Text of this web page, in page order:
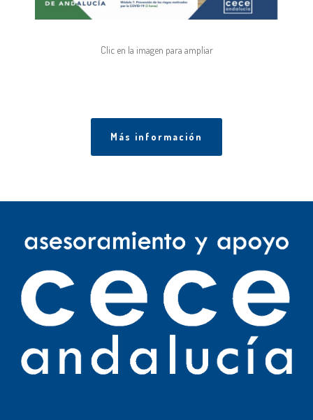
Clic en la imagen para ampliar
Más información